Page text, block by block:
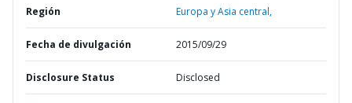
Región Europa y Asia central,
Fecha de divulgación 2015/09/29
Disclosure Status Disclosed